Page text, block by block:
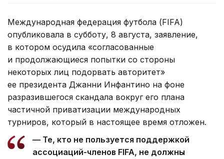
Международная федерация футбола (FIFA)
опубликовала в субботу, 8 августа, заявление,
в котором осудила «согласованные
и продолжающиеся попытки со стороны
некоторых лиц подорвать авторитет»
ее президента Джанни Инфантино на фоне
разразившегося скандала вокруг его плана
частичной приватизации международных
турниров, который в настоящее время отложен.
— Те, кто не пользуется поддержкой
ассоциаций-членов FIFA, не должны